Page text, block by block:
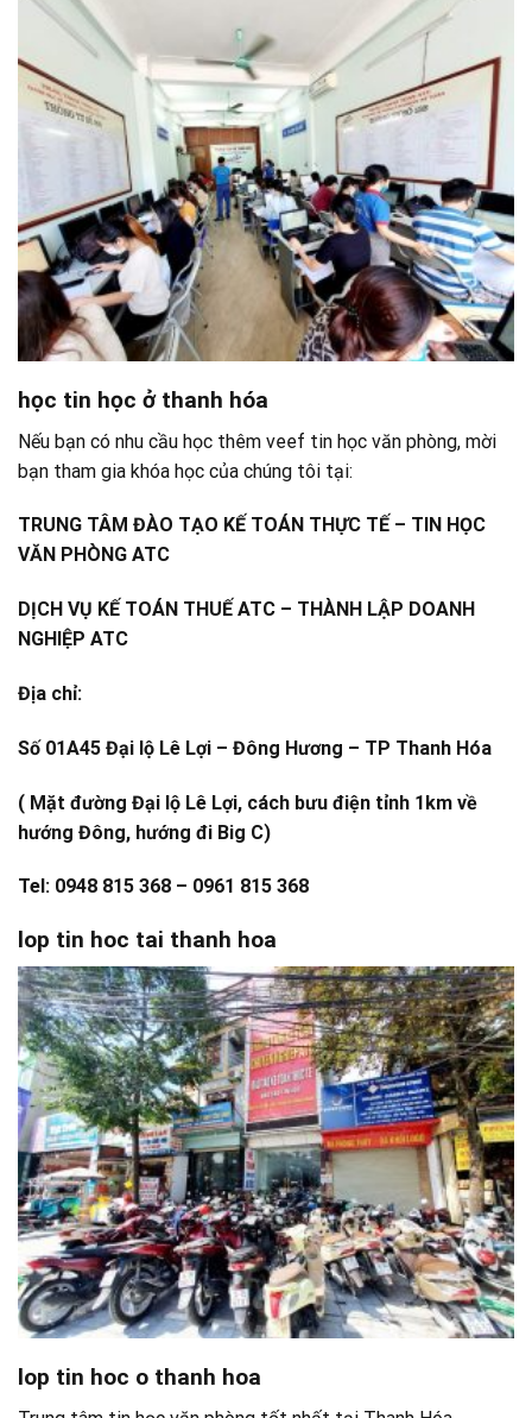
học tin học ở thanh hóa
Nếu bạn có nhu cầu học thêm veef tin học văn phòng, mời
bạn tham gia khóa học của chúng tôi tại:
TRUNG TÂM ĐÀO TẠO KẾ TOÁN THỰC TẾ – TIN HỌC
VĂN PHÒNG ATC
DỊCH VỤ KẾ TOÁN THUẾ ATC – THÀNH LẬP DOANH
NGHIỆP ATC
Địa chỉ:
Số 01A45 Đại lộ Lê Lợi – Đông Hương – TP Thanh Hóa
( Mặt đường Đại lộ Lê Lợi, cách bưu điện tỉnh 1km về
hướng Đông, hướng đi Big C)
Tel: 0948 815 368 – 0961 815 368
lop tin hoc tai thanh hoa
lop tin hoc o thanh hoa